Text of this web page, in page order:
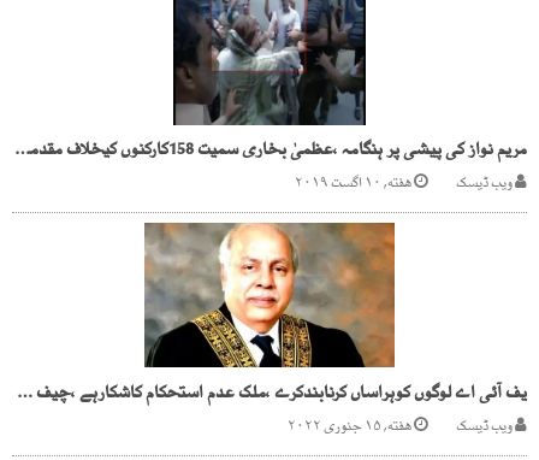
مریم نواز کی پیشی پر ہنگامہ ،عظمیٰ بخاری سمیت 158کارکنوں کیخلاف مقدمہ درج
ویب ڈیسک هفته, ۱۰ اگست ۲۰۱۹
یف آئی اے لوگوں کوہراساں کرنابندکرے ،ملک عدم استحکام کاشکارہے ،چیف جسٹس
ویب ڈیسک هفته, ۱۵ جنوری ۲۰۲۲